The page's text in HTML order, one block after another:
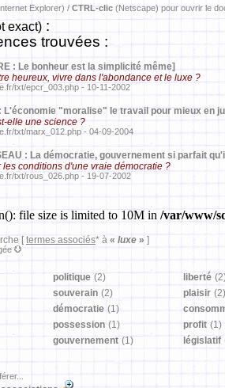
Explorer) / CTRL-clic (Netscape) pour ouvrir le
exact) :
trouvées :
: Le bonheur est la simplicité même]
heureux, vivre dans l'abondance et le luxe ?
txt/epcr_003.php - 10-11-2002
L'économie "moralise" le travail pour mieux en
elle une science ?
txt/marx_012.php - 04-09-2004
: La démocratie, gouvernement si parfait
les conditions d'une vraie démocratie ?
txt/rous_026.php - 19-07-2002
file size is limited to 10M in /var/www/
[ termes associés* à « luxe » ]
politique (2) liberté
souverain (2) plaisir (2)
démocratie (1)
possession (1) profit (1)
gouvernement (1) législatif